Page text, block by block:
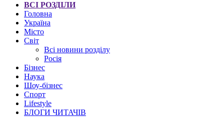
ВСІ РОЗДІЛИ
Головна
Україна
Місто
Світ
Всі новини розділу
Росія
Бізнес
Наука
Шоу-бізнес
Спорт
Lifestyle
БЛОГИ ЧИТАЧІВ